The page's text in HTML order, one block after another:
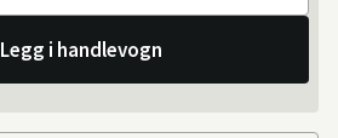
Legg i handlevogn